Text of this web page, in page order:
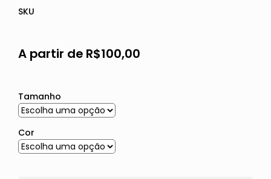
SKU
A partir de R$100,00
Tamanho
Cor